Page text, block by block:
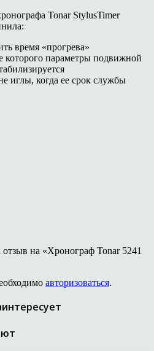
Tonar StylusTimer
время «прогрева»
которого параметры подвижной
иглы, когда ее срок службы
на «Хронограф Tonar 5241
авторизоваться.